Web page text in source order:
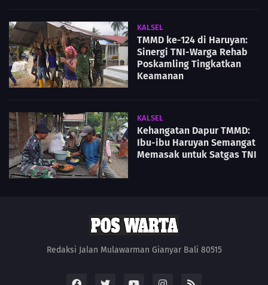
KALSEL
TMMD ke-124 di Haruyan:
Sinergi TNI-Warga Rehab
Poskamling Tingkatkan
Keamanan
KALSEL
Kehangatan Dapur TMMD:
Ibu-ibu Haruyan Semangat
Memasak untuk Satgas TNI
Redaksi Jalan Mulawarman Gianyar Bali 80515